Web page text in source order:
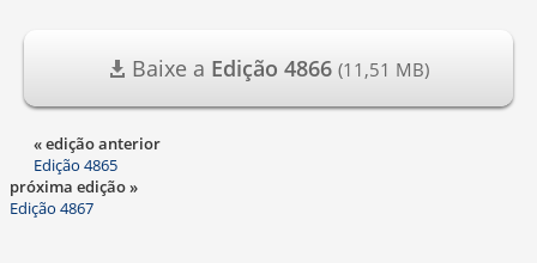
Baixe a Edição 4866 (11,51 MB)
« edição anterior
Edição 4865
próxima edição »
Edição 4867